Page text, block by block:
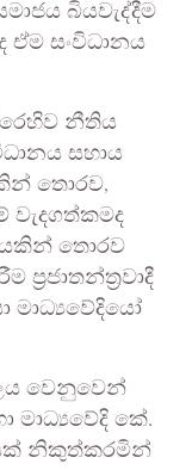
බියවැද්දීම
සංවිධානය
නීතිය
සහාය
තොරව,
තොරව
මාධ්‍යවේදියෝ
වෙනුවෙන්
මාධ්‍යවේදි කේ.
නිකුත්කරමින්